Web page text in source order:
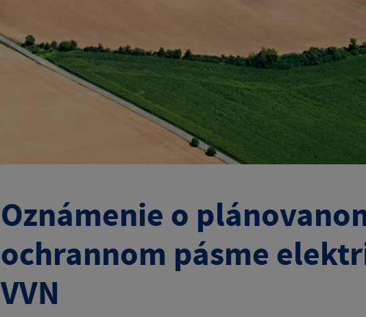
Oznámenie o
ochrannom pásme
VVN